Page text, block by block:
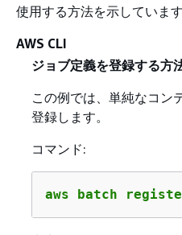
使用する方法を示しています
AWS CLI
ジョブ定義を登録する方
この例では、単純なコン
登録します。
コマンド:
aws batch